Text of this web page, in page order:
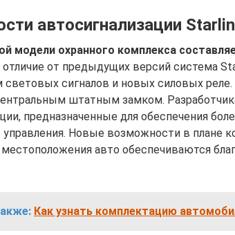
автосигнализации
модели охранного комплекса
отличие от предыдущих версий система
сигналов и новых силовых
штатным замком.
предназначенные для обеспечения
Новые возможности в плане
авто обеспечиваются
Как узнать комплектацию